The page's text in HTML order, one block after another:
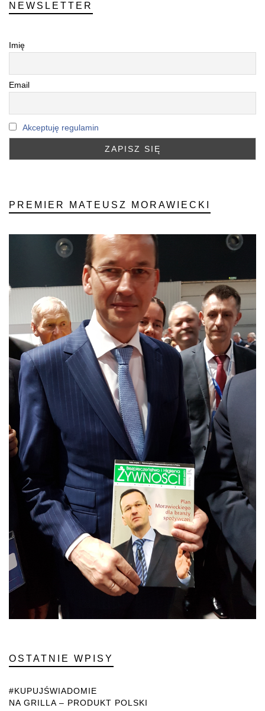
NEWSLETTER
Imię
Email
Akceptuję regulamin
PREMIER MATEUSZ MORAWIECKI
OSTATNIE WPISY
#KUPUJŚWIADOMIE
NA GRILLA – PRODUKT POLSKI